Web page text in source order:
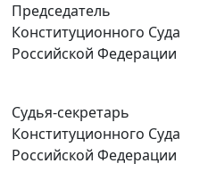
Председатель
Конституционного Суда
Российской Федерации
Судья-секретарь
Конституционного Суда
Российской Федерации